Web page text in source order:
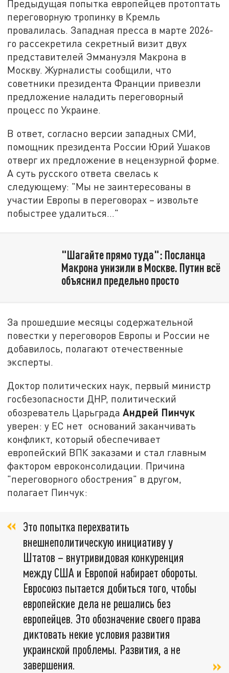
Предыдущая попытка европейцев протоптать
переговорную тропинку в Кремль
провалилась. Западная пресса в марте 2026-
го рассекретила секретный визит двух
представителей Эммануэля Макрона в
Москву. Журналисты сообщили, что
советники президента Франции привезли
предложение наладить переговорный
процесс по Украине.
В ответ, согласно версии западных СМИ,
помощник президента России Юрий Ушаков
отверг их предложение в нецензурной форме.
А суть русского ответа свелась к
следующему: "Мы не заинтересованы в
участии Европы в переговорах – извольте
побыстрее удалиться…"
"Шагайте прямо туда": Посланца
Макрона унизили в Москве. Путин всё
объяснил предельно просто
За прошедшие месяцы содержательной
повестки у переговоров Европы и России не
добавилось, полагают отечественные
эксперты.
Доктор политических наук, первый министр
госбезопасности ДНР, политический
обозреватель ЦарьградаАндрей Пинчук
уверен: у ЕС нет оснований заканчивать
конфликт, который обеспечивает
европейский ВПК заказами и стал главным
фактором евроконсолидации. Причина
"переговорного обострения" в другом,
полагает Пинчук:
Это попытка перехватить
внешнеполитическую инициативу у
Штатов – внутривидовая конкуренция
между США и Европой набирает обороты.
Евросоюз пытается добиться того, чтобы
европейские дела не решались без
европейцев. Это обозначение своего права
диктовать некие условия развития
украинской проблемы. Развития, а не
завершения.